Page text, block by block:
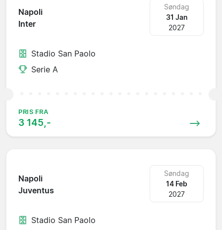
Napoli
Inter
Søndag
31 Jan
2027
Stadio San Paolo
Serie A
PRIS FRA
3 145,-
Napoli
Juventus
Søndag
14 Feb
2027
Stadio San Paolo